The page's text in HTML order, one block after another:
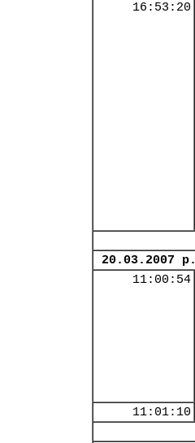
16:53:20
20.03.2007 р.
11:00:54
11:01:10